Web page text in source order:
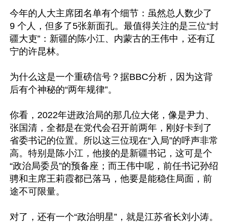
今年的人大主席团名单有个细节：虽然总人数少了
9 个人，但多了5张新面孔。最值得关注的是三位“封
疆大吏”：新疆的陈小江、内蒙古的王伟中，还有辽
宁的许昆林。
为什么这是一个重磅信号？据BBC分析，因为这背
后有个神秘的“两年规律”。
你看，2022年进政治局的那几位大佬，像是尹力、
张国清，全都是在党代会召开前两年，刚好卡到了
省委书记的位置。所以这三位现在“入局”的呼声非常
高。特别是陈小江，他接的是新疆书记，这可是个
“政治局委员”的预备座；而王伟中呢，前任书记孙绍
骋和主席王莉霞都已落马，他要是能稳住局面，前
途不可限量。
对了，还有一个“政治明星”，就是江苏省长刘小涛。